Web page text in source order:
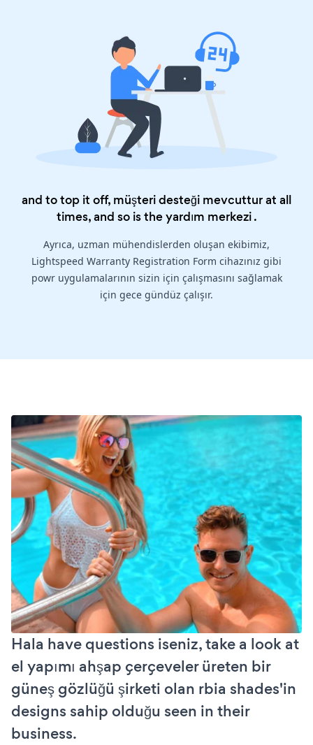
and to top it off, müşteri desteği mevcuttur at all
times, and so is theyardım merkezi.
Ayrıca, uzman mühendislerden oluşan ekibimiz,
Lightspeed Warranty Registration Form cihazınız gibi
powr uygulamalarının sizin için çalışmasını sağlamak
için gece gündüz çalışır.
Hala have questions iseniz, take a look at
el yapımı ahşap çerçeveler üreten bir
güneş gözlüğü şirketi olan rbia shades'in
designs sahip olduğu seen in their
business.